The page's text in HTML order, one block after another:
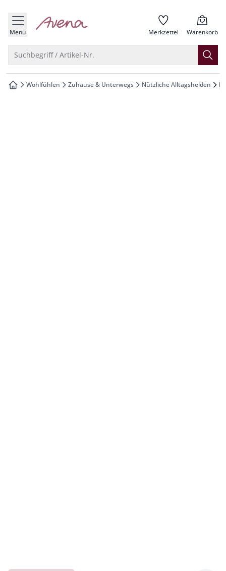
springen
springen
springen
springen
Menü zur Startseite Merkzettel Warenkorb
Suchbegriff / Artikel-Nr.
zur Startseite
Wohlfühlen Zuhause & Unterwegs Nützliche Alltagshelden